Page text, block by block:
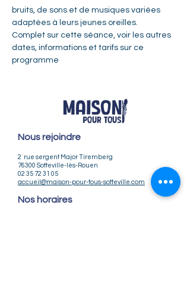
bruits, de sons et de musiques variées
adaptées à leurs jeunes oreilles.
Complet sur cette séance, voir les autres
dates, informations et tarifs sur ce
programme
Nous rejoindre
2 rue sergent Major Tiremberg
76300 Sotteville-lès-Rouen
02 35 72 31 05
accueil@maison-pour-tous-sotteville.com
Nos horaires